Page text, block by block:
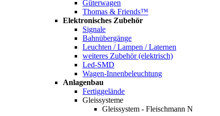
Güterwagen
Thomas & Friends™
Elektronisches Zubehör
Signale
Bahnübergänge
Leuchten / Lampen / Laternen
weiteres Zubehör (elektrisch)
Led-SMD
Wagen-Innenbeleuchtung
Anlagenbau
Fertiggelände
Gleissysteme
Gleissystem - Fleischmann N